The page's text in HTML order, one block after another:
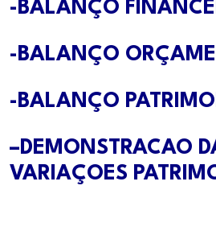
-BALANÇO
-BALANÇO
-BALANÇO
– DEMONSTRACAO
VARIAÇOES